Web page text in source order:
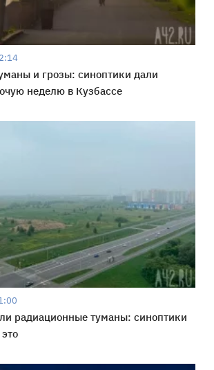
и грозы: синоптики дали
неделю в Кузбассе
радиационные туманы: синоптики